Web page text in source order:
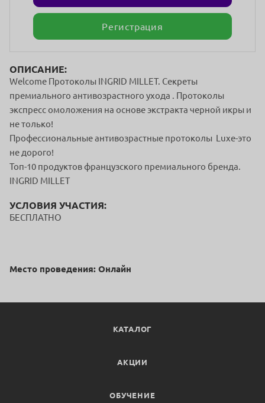
Регистрация
ОПИСАНИЕ:
Welcome Протоколы INGRID MILLET. Секреты
премиального антивозрастного ухода . Протоколы
экспресс омоложения на основе экстракта черной икры и
не только!
Профессиональные антивозрастные протоколы Luxe-это
не дорого!
Топ-10 продуктов французского премиального бренда.
INGRID MILLET
УСЛОВИЯ УЧАСТИЯ:
БЕСПЛАТНО
Место проведения: Онлайн
КАТАЛОГ
АКЦИИ
ОБУЧЕНИЕ